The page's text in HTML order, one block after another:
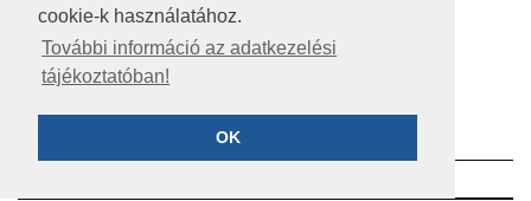
cookie-k használatához.
További információ az adatkezelési
tájékoztatóban!
OK
KÖZÉRDEKŰ ADATOK